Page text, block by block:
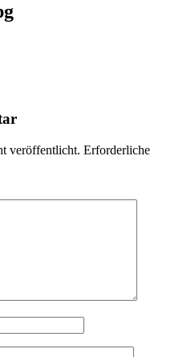
veröffentlicht. Erforderliche